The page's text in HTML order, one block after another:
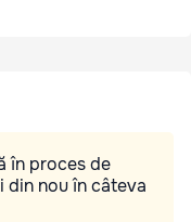
în proces de
din nou în câteva